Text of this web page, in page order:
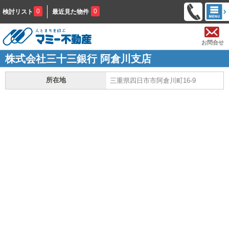
検討リスト 0 最近見た物件 0
お問合せ
株式会社三十三銀行 阿倉川支店
所在地 三重県四日市市阿倉川町16-9